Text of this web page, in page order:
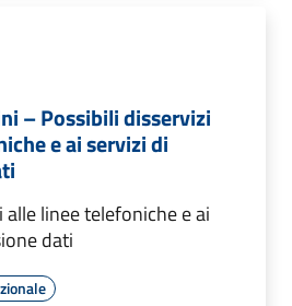
– Possibili disservizi
e ai servizi di
linee telefoniche e ai
dati